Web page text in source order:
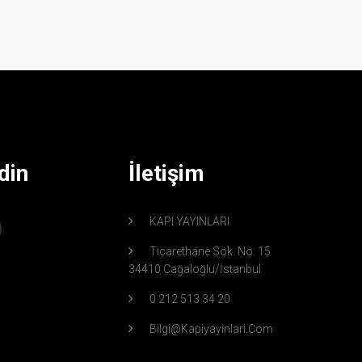
İletişim
KAPI YAYINLARI
Ticarethane Sok. No: 15
34410 Cağaloğlu/İstanbul
0 212 513 34 20
Bilgi@kapiyayinlari.com